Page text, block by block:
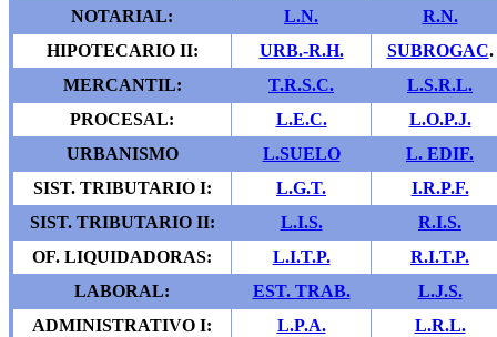
NOTARIAL:
L.N.
R.N.
HIPOTECARIO II:
URB.-R.H. SUBROGAC.
MERCANTIL:
T.R.S.C.
L.S.R.L.
PROCESAL:
L.E.C.
L.O.P.J.
URBANISMO
L.SUELO
L. EDIF.
SIST. TRIBUTARIO I:
L.G.T.
I.R.P.F.
SIST. TRIBUTARIO II:
L.I.S.
R.I.S.
OF. LIQUIDADORAS:
L.I.T.P.
R.I.T.P.
LABORAL:
EST. TRAB. L.J.S.
ADMINISTRATIVO I:
L.P.A. L.R.L.